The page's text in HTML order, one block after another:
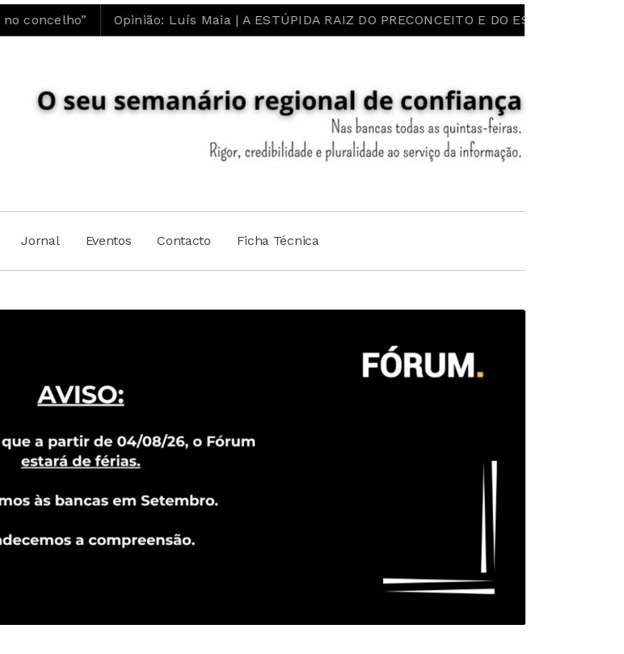
Opinião: Luís Maia | A ESTÚPIDA RAIZ DO PRECONCEITO E DO ESTEREÓTIPO! LIBERDADE
Jornal Eventos Contacto Ficha Técnica